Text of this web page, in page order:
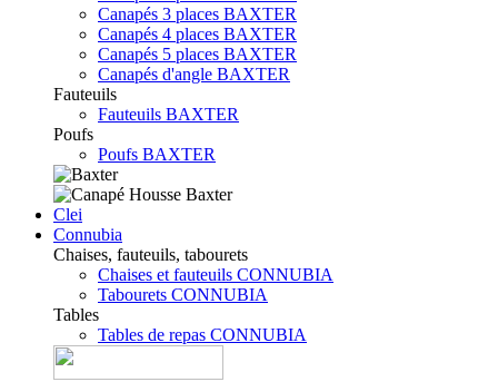
Canapés 3 places BAXTER
Canapés 4 places BAXTER
Canapés 5 places BAXTER
Canapés d'angle BAXTER
Fauteuils
Fauteuils BAXTER
Poufs
Poufs BAXTER
Clei
Connubia
Chaises, fauteuils, tabourets
Chaises et fauteuils CONNUBIA
Tabourets CONNUBIA
Tables
Tables de repas CONNUBIA